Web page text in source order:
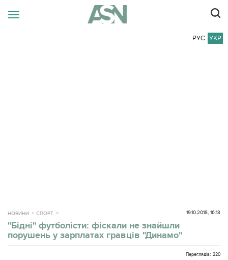
РУС УКР
НОВИНИ СПОРТ 19.10.2018, 16:13
"Бідні" футболісти: фіскали не знайшли
порушень у зарплатах гравців "Динамо"
Переглядів: 220